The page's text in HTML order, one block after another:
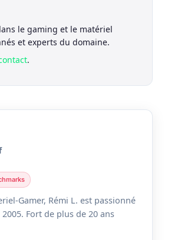
le gaming et le matériel
et experts du domaine.
.
Gamer, Rémi L. est passionné
Fort de plus de 20 ans